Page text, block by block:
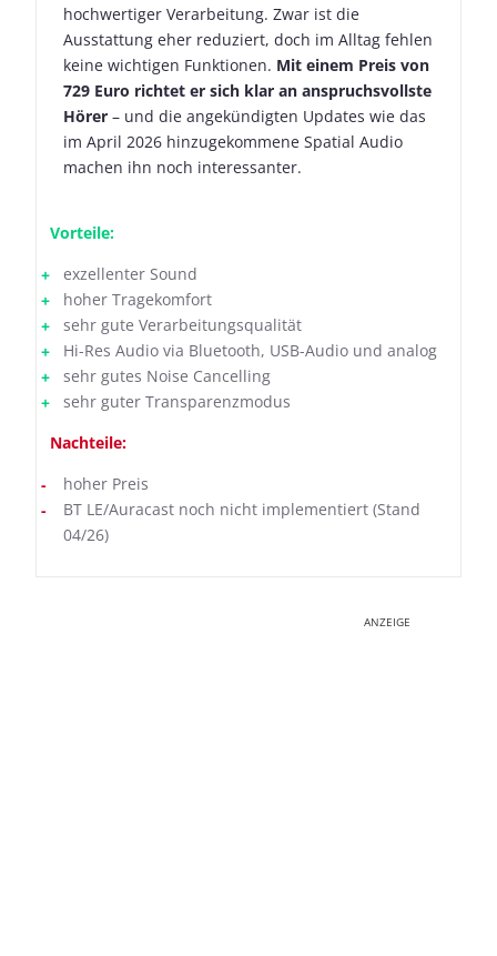
hochwertiger Verarbeitung. Zwar ist die
Ausstattung eher reduziert, doch im Alltag fehlen
keine wichtigen Funktionen. Mit einem Preis von
729 Euro richtet er sich klar an anspruchsvollste
Hörer – und die angekündigten Updates wie das
im April 2026 hinzugekommene Spatial Audio
machen ihn noch interessanter.
Vorteile:
exzellenter Sound
hoher Tragekomfort
sehr gute Verarbeitungsqualität
Hi-Res Audio via Bluetooth, USB-Audio und analog
sehr gutes Noise Cancelling
sehr guter Transparenzmodus
Nachteile:
hoher Preis
BT LE/Auracast noch nicht implementiert (Stand
04/26)
ANZEIGE